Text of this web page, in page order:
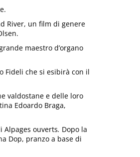
River, un film di genere
maestro d’organo
Fideli che si esibirà con il
valdostane e delle loro
Edoardo Braga,
Alpages ouverts. Dopo la
Dop, pranzo a base di